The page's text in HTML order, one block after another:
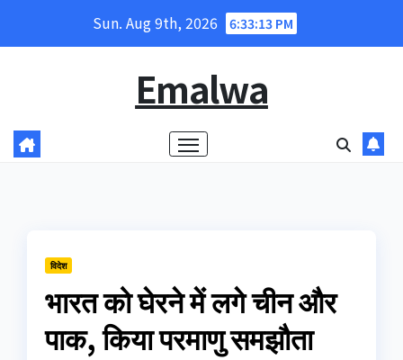
Sun. Aug 9th, 2026 6:33:13 PM
Emalwa
विदेश
भारत को घेरने में लगे चीन और
पाक, किया परमाणु समझौता